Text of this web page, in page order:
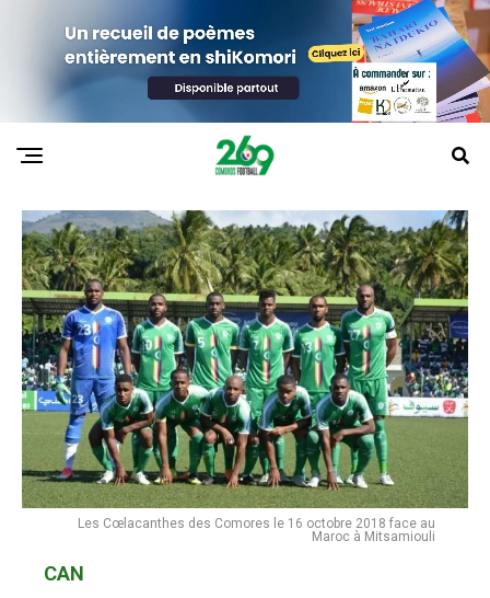
Les Cœlacanthes des Comores le 16 octobre 2018 face au
Maroc à Mitsamiouli
CAN